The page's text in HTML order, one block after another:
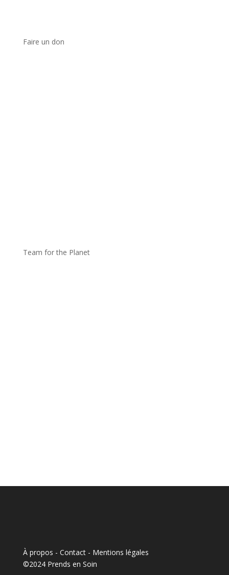
Faire un don
Team for the Planet
À propos - Contact- Mentions légales
©2024 Prends en Soin